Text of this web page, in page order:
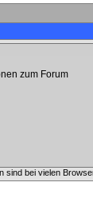
sind bei vielen